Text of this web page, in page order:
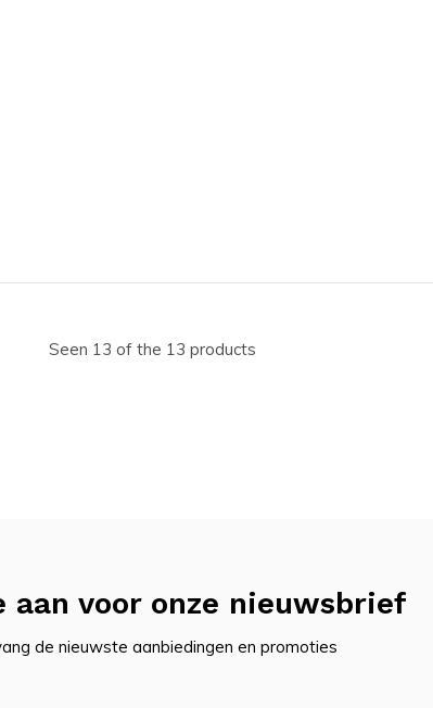
Seen 13 of the 13 products
aan voor onze nieuwsbrief
de nieuwste aanbiedingen en promoties